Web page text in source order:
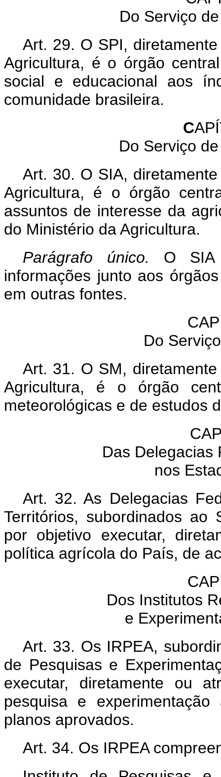
Do Serviço
Art. 29. O SPI,
Agricultura, é o órgão
social e educacional aos
comunidade brasileira.
C
Do Serviço
Art. 30. O SIA,
Agricultura, é o órgão
assuntos de interesse da
do Ministério da Agricultura.
Parágrafo único.
O SIA
informações junto aos
em outras fontes.
Do
Art. 31. O SM,
Agricultura, é o órgão
meteorológicas e de estudos
Das Delegacias
nos
Art. 32. As Delegacias
Territórios, subordinados ao
por objetivo executar,
política agrícola do País, de
Dos Institutos
e
Art. 33. Os IRPEA,
de Pesquisas e
executar, diretamente ou
pesquisa e
planos aprovados.
Art. 34. Os IRPEA